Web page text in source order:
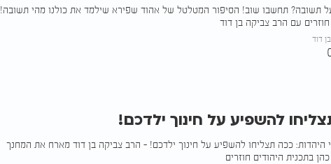
תשובה? תחשבו שוב! הסיפור המטלטל של אהוד שפירא שילמד את כולנו מהי תשובה!
עם הרב צביקה בן דוד
דוד
להשפיע על חינוך ילדכם!
היהדות: ככה תצליחו להשפיע על חינוך ילדכם! - הרב צביקה בן דוד מארח את המחנך
בתכנית היהודים חוזרים